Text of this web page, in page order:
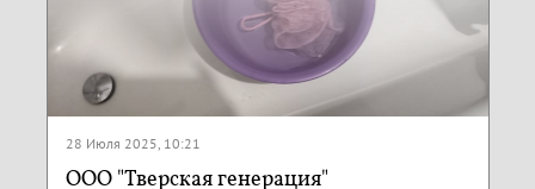
28 Июля 2025, 10:21
ООО "Тверская генерация"